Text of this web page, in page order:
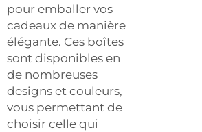
pour emballer vos
cadeaux de manière
élégante. Ces boîtes
sont disponibles en
de nombreuses
designs et couleurs,
vous permettant de
choisir celle qui